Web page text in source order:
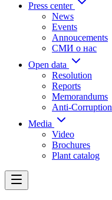
Press center
News
Events
Annoucements
СМИ о нас
Open data
Resolution
Reports
Memorandums
Anti-Corruption
Media
Video
Brochures
Plant catalog